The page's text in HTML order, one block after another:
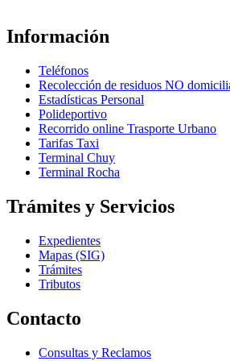
Información
Teléfonos
Recolección de residuos NO
Estadísticas Personal
Polideportivo
Recorrido online Trasporte Urbano
Tarifas Taxi
Terminal Chuy
Terminal Rocha
Trámites y Servicios
Expedientes
Mapas (SIG)
Trámites
Tributos
Contacto
Consultas y Reclamos